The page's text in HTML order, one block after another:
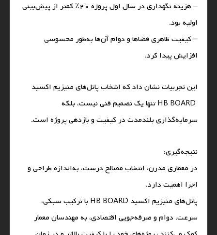
– هزینه نگهداری در سال اول پروژه ۲۰٪ کمتر از پیش‌بینی
اولیه بود.
– کیفیت ظاهری فضاها و دوام آن‌ها به‌طور محسوسی
افزایش پیدا کرد.
این تجربیات نشان داد که انتخاب پانل‌های منیزیم اکسید
HB BOARD تنها یک تصمیم فنی نیست، بلکه
سرمایه‌گذاری بلندمدت در کیفیت و بازدهی پروژه است.
نتیجه‌گیری:
در معماری مدرن، انتخاب مصالح درست، به‌اندازه طراحی و
اجرا اهمیت دارد.
پانل‌های منیزیم اکسید HB BOARD با ترکیب سبکی،
سرعت، دوام و صرفه‌جویی اقتصادی، به مهندسان معمار